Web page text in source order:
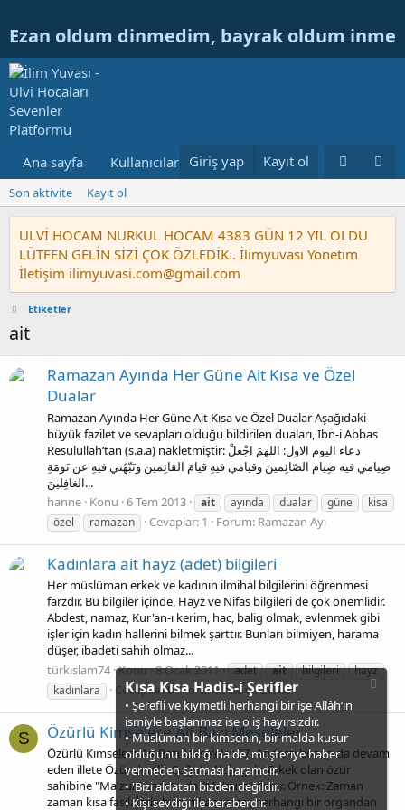
Ezan oldum dinmedim, bayrak oldum
Ana sayfa Kullanıcılar Ulvi Hocanın Konuları
Giriş yap Kayıt ol
Son aktivite Kayıt ol
ULVİ HOCAM NURKUL HOCAM 4383 GÜN 12 YIL OLDU
LÜTFEN GELİN SİZİ ÇOK ÖZLEDİK.. İlimyuvası Yönetim
İletişim ilimyuvasi.com@gmail.com
Etiketler
ait
Ramazan Ayında Her Güne Ait Kısa ve Özel
Dualar
Ramazan Ayında Her Güne Ait Kısa ve Özel Dualar Aşağıdaki
büyük fazilet ve sevapları olduğu bildirilen duaları, İbn-i Abbas
Resulullah’tan (s.a.a) nakletmiştir: دعاء اليوم الاول: اللهمَ اجْعلْ
صِيامي فيه صِيام الصّائِمينَ وقيامي فيهِ قيامَ القائِمينَ ونَبّهْني فيهِ عن نَومَةِ
الغافِلينَ...
hanne Konu 6 Tem 2013 ait ayında dualar güne
kisa
özel
ramazan Cevaplar: 1 Forum: Ramazan Ayı
Kadınlara ait hayz (adet) bilgileri
Her müslüman erkek ve kadının ilmihal bilgilerini öğrenmesi
farzdır. Bu bilgiler içinde, Hayz ve Nifas bilgileri de çok önemlidir.
Abdest, namaz, Kur'an-ı kerim, hac, balig olmak, evlenmek gibi
işler için kadın hallerini bilmek şarttır. Bunları bilmiyen, harama
düşer, ibadeti sahih olmaz...
türkislam74 Konu 8 Ocak 2011 adet ait bilgileri
hayz
kadınlara
Cevaplar: 0 Forum:Aile ve Evlilik
S Özürlü Kimselere Ait Bazı Meseleler
Özürlü Kimselere Ait Bazı Meseleler 97- Abdesti bozup da devam
eden illete Özür denilir. Çoğulu A'zar gelir. Erkek olan özür
sahibine "Ma'zur" kadma da "Ma'zure" denir. Örnek: Zaman
zaman kısa fasılalarla burun kanaması, herhangi bir organdan
Kısa Kısa Hadis-i Şerifler
• Şerefli ve kıymetli herhangi bir işe Allâh’ın
ismiyle başlanmaz ise o iş hayırsızdır.
• Müslüman bir kimsenin, bir malda kusur
olduğunu bildiği halde, müşteriye haber
vermeden satması haramdır.
• 'Bizi aldatan bizden değildir.
• Kişi sevdiği ile beraberdir.